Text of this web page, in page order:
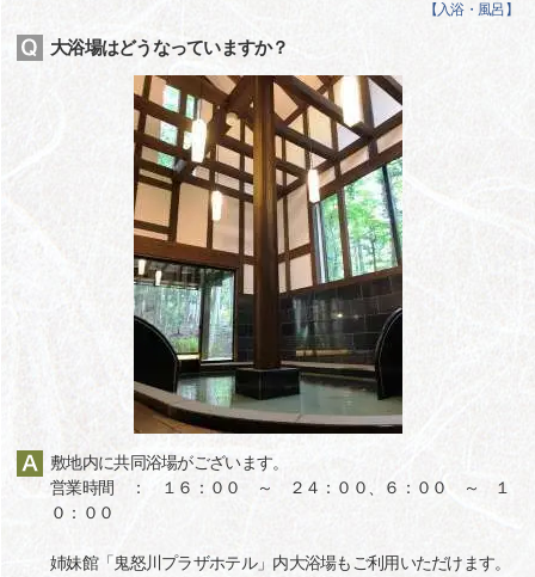
【 入浴・風呂 】
大浴場はどうなっていますか？
敷地内に共同浴場がございます。
営業時間 ： １６：００ ～ ２４：００、６：００ ～ １
０：００
姉妹館「鬼怒川プラザホテル」内大浴場もご利用いただけます。